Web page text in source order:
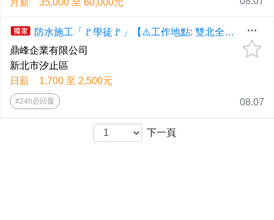
月薪 35,000 至 60,000元
防水施工「🚩學徒🚩」【⚠️工作地點: 雙北全區⚠️】◕‿◕《應徵歡迎直接電洽、📞0958-607-868高先生📞、📲0926-367345劉小姐📲、預約面試！》
鼎峰企業有限公司
新北市汐止區
日薪 1,700 至 2,500元
#24h必回覆 08.07
下一頁